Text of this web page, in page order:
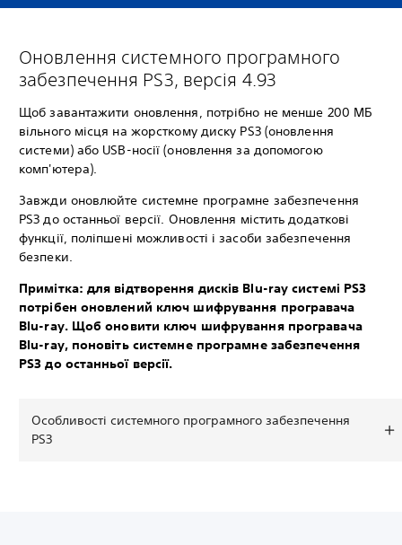
Оновлення системного програмного
забезпечення PS3, версія 4.93
Щоб завантажити оновлення, потрібно не менше 200 МБ
вільного місця на жорсткому диску PS3 (оновлення
системи) або USB-носії (оновлення за допомогою
комп'ютера).
Завжди оновлюйте системне програмне забезпечення
PS3 до останньої версії. Оновлення містить додаткові
функції, поліпшені можливості і засоби забезпечення
безпеки.
Примітка: для відтворення дисків Blu-ray системі PS3
потрібен оновлений ключ шифрування програвача
Blu-ray. Щоб оновити ключ шифрування програвача
Blu-ray, поновіть системне програмне забезпечення
PS3 до останньої версії.
Особливості системного програмного забезпечення
PS3